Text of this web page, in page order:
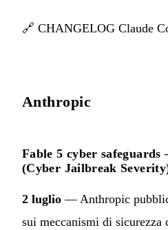
🔗 CHANGELOG Claude
Anthropic
Fable 5 cyber
(Cyber Jailbreak
2 luglio — Anthropic
sui meccanismi di sicurezza